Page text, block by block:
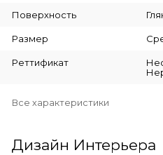
Поверхность
Размер
Реттификат
Все характеристики
Дизайн Интерьера